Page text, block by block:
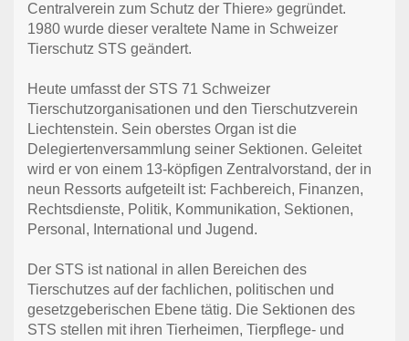
Centralverein zum Schutz der Thiere» gegründet.
1980 wurde dieser veraltete Name in Schweizer
Tierschutz STS geändert.
Heute umfasst der STS 71 Schweizer
Tierschutzorganisationen und den Tierschutzverein
Liechtenstein. Sein oberstes Organ ist die
Delegiertenversammlung seiner Sektionen. Geleitet
wird er von einem 13-köpfigen Zentralvorstand, der in
neun Ressorts aufgeteilt ist: Fachbereich, Finanzen,
Rechtsdienste, Politik, Kommunikation, Sektionen,
Personal, International und Jugend.
Der STS ist national in allen Bereichen des
Tierschutzes auf der fachlichen, politischen und
gesetzgeberischen Ebene tätig. Die Sektionen des
STS stellen mit ihren Tierheimen, Tierpflege- und